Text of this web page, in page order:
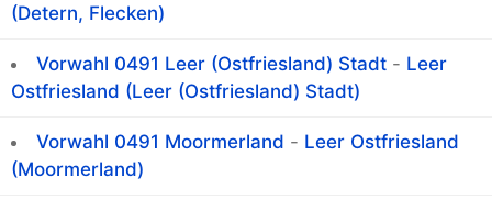
(Detern, Flecken)
Vorwahl 0491 Leer (Ostfriesland) Stadt - Leer
Ostfriesland (Leer (Ostfriesland) Stadt)
Vorwahl 0491 Moormerland - Leer Ostfriesland
(Moormerland)